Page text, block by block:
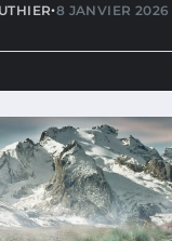
•8 JANVIER 2026